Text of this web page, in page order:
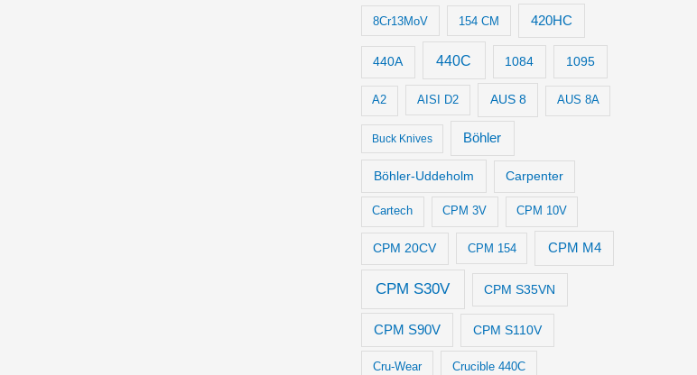
8Cr13MoV 154 CM 420HC
440A 440C 1084 1095
A2 AISI D2 AUS 8 AUS 8A
Buck Knives Böhler
Böhler-Uddeholm Carpenter
Cartech CPM 3V CPM 10V
CPM 20CV CPM 154 CPM M4
CPM S30V CPM S35VN
CPM S90V CPM S110V
Cru-Wear Crucible 440C